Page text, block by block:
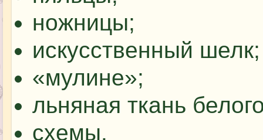
ножницы;
искусственный шелк;
«мулине»;
льняная ткань
схемы.